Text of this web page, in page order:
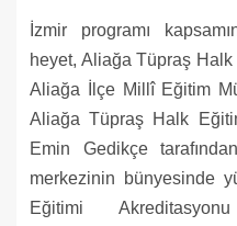
İzmir programı
heyet, Aliağa Tüpraş
Aliağa İlçe Millî Eğitim
Aliağa Tüpraş Halk
Emin Gedikçe
merkezinin bünyesinde
Eğitimi